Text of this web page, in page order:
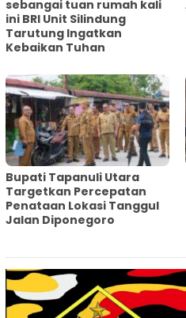
sebangai tuan rumah kali
ini BRI Unit Silindung
Tarutung Ingatkan
Kebaikan Tuhan
‎Bupati Tapanuli Utara
Targetkan Percepatan
Penataan Lokasi Tanggul
Jalan Diponegoro